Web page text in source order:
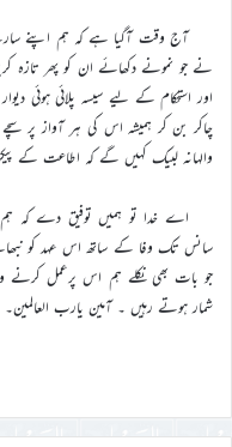
آج وقت آگیا ہے کہ ہم اپنے
نے جو نمونے دکھائے ان کو پھر تازہ
اور استحکام کے لیے سیسہ پلائی ہوئی
چاکر بن کر ہمیشہ اس کی ہر آواز
والہانہ لبیک کہیں گے کہ اطاعت کے
اے خدا تو ہمیں توفیق دے کہ
سانس تک وفا کے ساتھ اس عہد کو
جو بات بھی نکلے ہم اس پرعمل کرنے
شمار ہوتے رہیں ۔ آمین یارب العالمین۔